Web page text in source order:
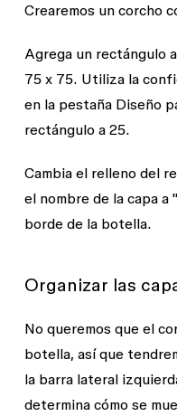
Crearemos un corcho
Agrega un rectángulo
75 x 75. Utiliza la
en la pestaña Diseño
rectángulo a 25.
Cambia el relleno del
el nombre de la capa
borde de la botella.
Organizar las
No queremos que el
botella, así que
la barra lateral
determina cómo se